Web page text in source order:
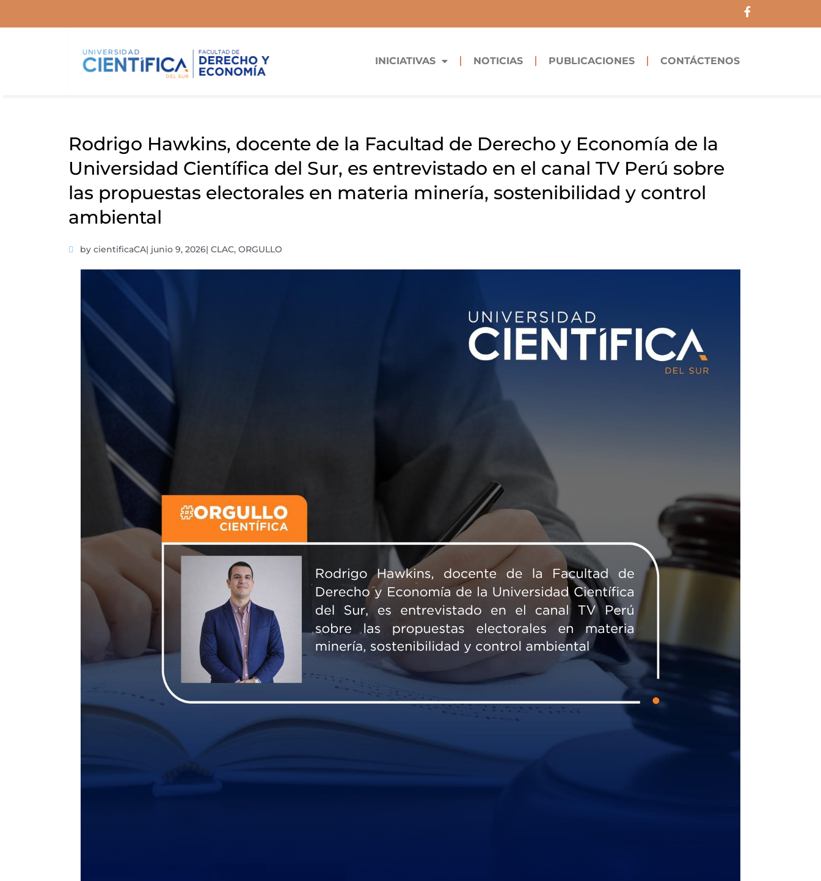
F
INICIATIVAS NOTICIAS PUBLICACIONES CONTÁCTENOS
Rodrigo Hawkins, docente de la Facultad de Derecho y Economía de la
Universidad Científica del Sur, es entrevistado en el canal TV Perú sobre
las propuestas electorales en materia minería, sostenibilidad y control
ambiental
by cientificaCA| junio 9, 2026| CLAC, ORGULLO